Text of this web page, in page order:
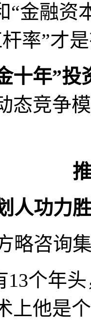
“金融资
率”才
十年”投
态竞争
人功力
略咨询
13个年
上他是